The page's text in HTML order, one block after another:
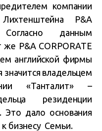
компании
P&A
Согласно данным
же P&A CORPORATE
английской фирмы
владельцем
«Танталит» –
резиденции
Это дало основания
к бизнесу Семьи.